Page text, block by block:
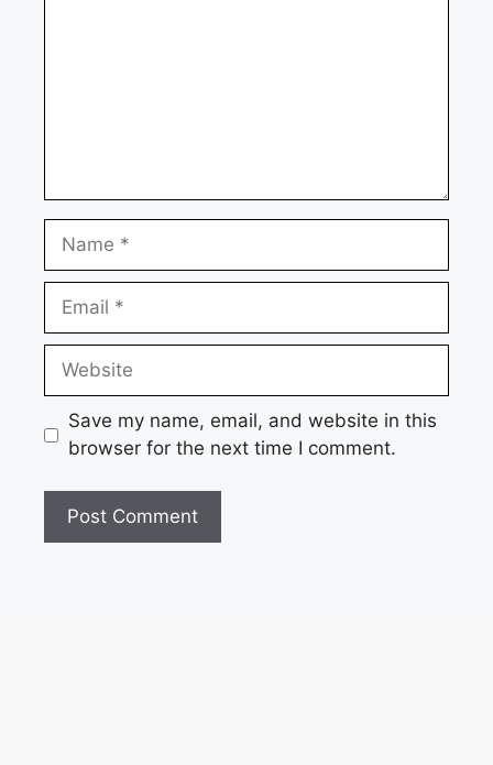
Name
Email
Website
Save my name, email, and website in this
browser for the next time I comment.